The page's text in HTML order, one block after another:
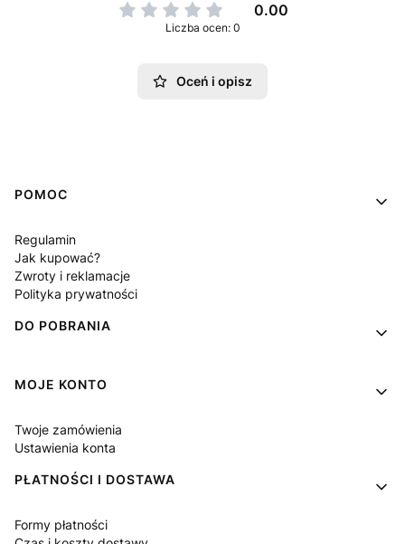
0.00
Liczba ocen: 0
Oceń i opisz
Linki w stopce
POMOC
Regulamin
Jak kupować?
Zwroty i reklamacje
Polityka prywatności
DO POBRANIA
MOJE KONTO
Twoje zamówienia
Ustawienia konta
PŁATNOŚCI I DOSTAWA
Formy płatności